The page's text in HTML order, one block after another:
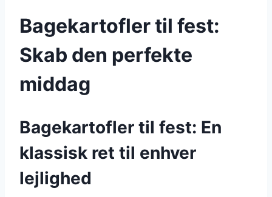
Bagekartofler til fest:
Skab den perfekte
middag
Bagekartofler til fest: En
klassisk ret til enhver
lejlighed